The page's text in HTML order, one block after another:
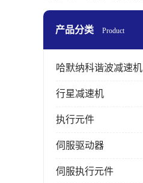
产品分类 Product
哈默纳科谐波减速机
行星减速机
执行元件
伺服驱动器
伺服执行元件